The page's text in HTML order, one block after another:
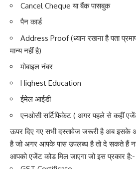
Cancel Cheque या बैंक पासबुक
पैन कार्ड
Address Proof (ध्यान रखना है पता
मान्य नहीं है)
मोबाइल नंबर
Highest Education
ईमेल आईडी
एनओसी सर्टिफिकेट ( अगर पहले से कहीं
ऊपर दिए गए सभी दस्तावेज जरूरी है अब इसके
है जो अगर आपके पास उपलब्ध है तो दे सकते हैं
आपको एजेंट कोड मिल जाएगा जो इस प्रकार है:-